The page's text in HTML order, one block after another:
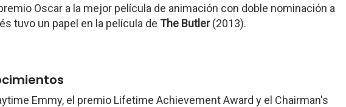
Oscar a la mejor película de animación con doble nominación a
tuvo un papel en la película de The Butler(2013).
Emmy, el premio Lifetime Achievement Award y el Chairman's